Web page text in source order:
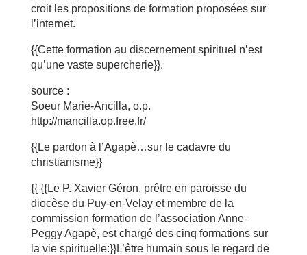
croit les propositions de formation proposées sur
l’internet.
{{Cette formation au discernement spirituel n’est
qu’une vaste supercherie}}.
source :
Soeur Marie-Ancilla, o.p.
http://mancilla.op.free.fr/
{{Le pardon à l’Agapè…sur le cadavre du
christianisme}}
{{ {{Le P. Xavier Géron, prêtre en paroisse du
diocèse du Puy-en-Velay et membre de la
commission formation de l’association Anne-
Peggy Agapè, est chargé des cinq formations sur
la vie spirituelle:}}L’être humain sous le regard de